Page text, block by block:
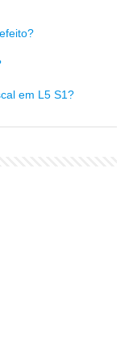
em L5 S1?